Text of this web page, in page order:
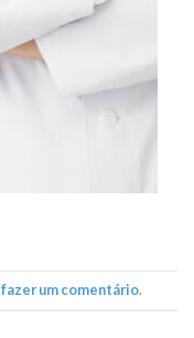
fazer um comentário.